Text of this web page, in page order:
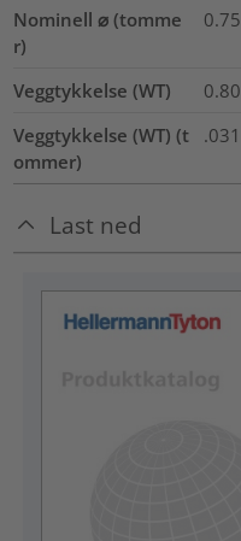
Nominell ⌀ (tomme
r)
0.75
Veggtykkelse (WT) 0.80
Veggtykkelse (WT) (t
ommer)
.031
Last ned